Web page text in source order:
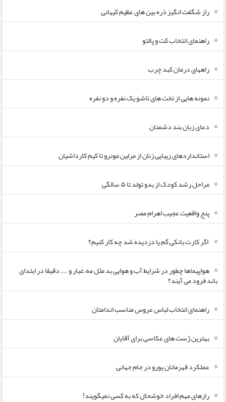
راز شگفت انگیز ذره بین های عظیم کیهانی
راهنمای انتخاب کت و پالتو
راههای درمان کبد چرب
نمونه هایی از تخت های تاشو یک نفره و دو نفره
دعای زبان بند دشمنان
استانداردهای زیبایی زنان از مرلین مونرو تا کیم کارداشیان
مراحل رشد کودک از بدو تولد تا ۵ سالگی
پنج واقعیت عجیب اهرام مصر
اگر کارت بانکی گم یا دزدیده شد چه کار کنیم؟
هواپیماها چطور در شرایط آب و هوایی بد مثل مه،غبار و …. دقیقا در ابتدای
باند فرود می آیند؟
راهنمای انتخاب لباس عروس مناسب اندامتان
بهترین ژست های عکاسی برای آقایان
عملکرد قهرمانان یورو در جام جهانی
رازهای مهم افراد خوشحال که به کسی نمیگویند!